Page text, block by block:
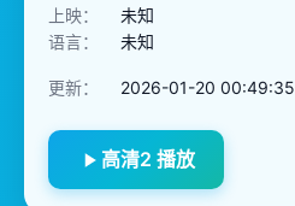
上映：
未知
语言：
未知
更新： 2026-01-20 00:49:35
高清2 播放